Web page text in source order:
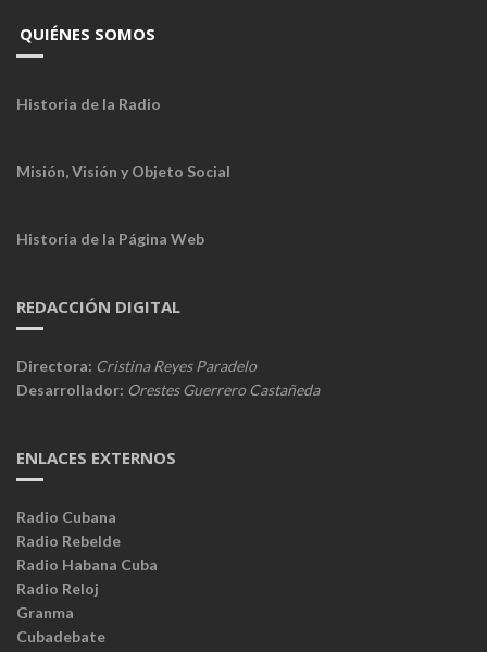
QUIÉNES SOMOS
Historia de la Radio
Misión, Visión y Objeto Social
Historia de la Página Web
REDACCIÓN DIGITAL
Directora: Cristina Reyes Paradelo
Desarrollador: Orestes Guerrero Castañeda
ENLACES EXTERNOS
Radio Cubana
Radio Rebelde
Radio Habana Cuba
Radio Reloj
Granma
Cubadebate